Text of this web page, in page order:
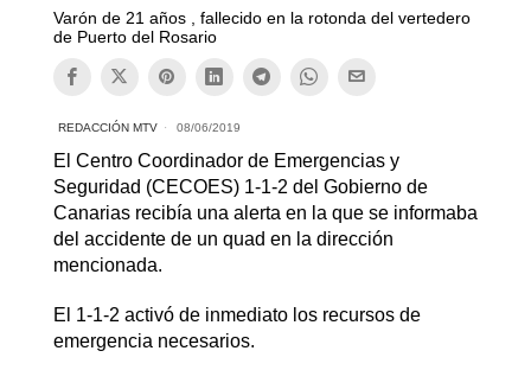
Varón de 21 años , fallecido en la rotonda del vertedero
de Puerto del Rosario
REDACCIÓN MTV 08/06/2019
El Centro Coordinador de Emergencias y
Seguridad (CECOES) 1-1-2 del Gobierno de
Canarias recibía una alerta en la que se informaba
del accidente de un quad en la dirección
mencionada.
El 1-1-2 activó de inmediato los recursos de
emergencia necesarios.